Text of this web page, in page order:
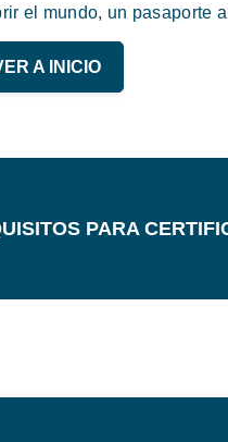
el mundo, un pasaporte
A INICIO
PARA